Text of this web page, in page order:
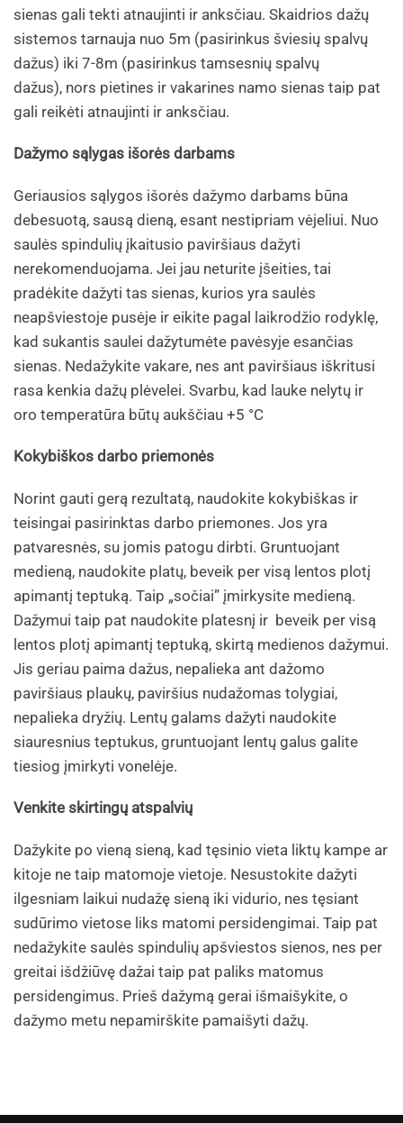
sienas gali tekti atnaujinti ir anksčiau. Skaidrios dažų
sistemos tarnauja nuo 5m (pasirinkus šviesių spalvų
dažus) iki 7-8m (pasirinkus tamsesnių spalvų
dažus), nors pietines ir vakarines namo sienas taip pat
gali reikėti atnaujinti ir anksčiau.
Dažymo sąlygas išorės darbams
Geriausios sąlygos išorės dažymo darbams būna
debesuotą, sausą dieną, esant nestipriam vėjeliui. Nuo
saulės spindulių įkaitusio paviršiaus dažyti
nerekomenduojama. Jei jau neturite įšeities, tai
pradėkite dažyti tas sienas, kurios yra saulės
neapšviestoje pusėje ir eikite pagal laikrodžio rodyklę,
kad sukantis saulei dažytumėte pavėsyje esančias
sienas. Nedažykite vakare, nes ant paviršiaus iškritusi
rasa kenkia dažų plėvelei. Svarbu, kad lauke nelytų ir
oro temperatūra būtų aukščiau +5 °C
Kokybiškos darbo priemonės
Norint gauti gerą rezultatą, naudokite kokybiškas ir
teisingai pasirinktas darbo priemones. Jos yra
patvaresnės, su jomis patogu dirbti. Gruntuojant
medieną, naudokite platų, beveik per visą lentos plotį
apimantį teptuką. Taip „sočiai” įmirkysite medieną.
Dažymui taip pat naudokite platesnį ir beveik per visą
lentos plotį apimantį teptuką, skirtą medienos dažymui.
Jis geriau paima dažus, nepalieka ant dažomo
paviršiaus plaukų, paviršius nudažomas tolygiai,
nepalieka dryžių. Lentų galams dažyti naudokite
siauresnius teptukus, gruntuojant lentų galus galite
tiesiog įmirkyti vonelėje.
Venkite skirtingų atspalvių
Dažykite po vieną sieną, kad tęsinio vieta liktų kampe ar
kitoje ne taip matomoje vietoje. Nesustokite dažyti
ilgesniam laikui nudažę sieną iki vidurio, nes tęsiant
sudūrimo vietose liks matomi persidengimai. Taip pat
nedažykite saulės spindulių apšviestos sienos, nes per
greitai išdžiūvę dažai taip pat paliks matomus
persidengimus. Prieš dažymą gerai išmaišykite, o
dažymo metu nepamirškite pamaišyti dažų.